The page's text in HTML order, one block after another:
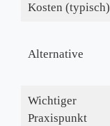
Kosten (typisch)
Alternative
Wichtiger
Praxispunkt